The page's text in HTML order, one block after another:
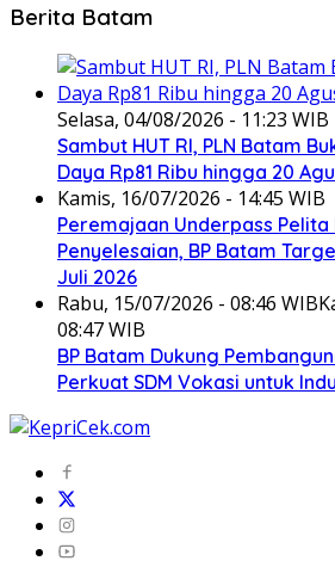
Berita Batam
Selasa, 04/08/2026 - 11:23 WIB
Sambut HUT RI, PLN Batam
Daya Rp81 Ribu hingga 20
Kamis, 16/07/2026 - 14:45 WIB
Peremajaan Underpass Pelita
Penyelesaian, BP Batam
Juli 2026
Rabu, 15/07/2026 - 08:46 WIB
08:47 WIB
BP Batam Dukung
Perkuat SDM Vokasi untuk